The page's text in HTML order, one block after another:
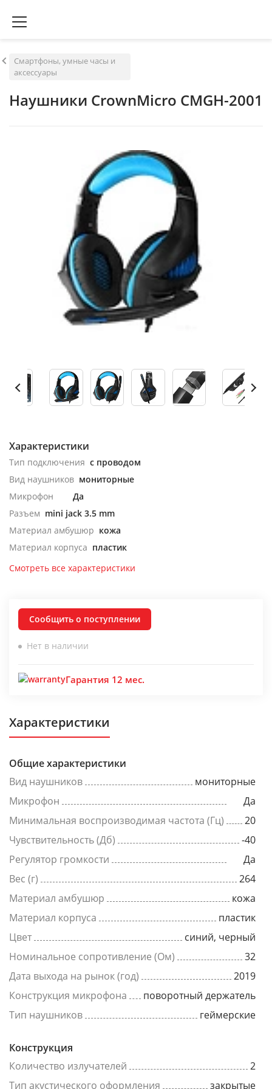
Смартфоны, умные часы и
аксессуары
Наушники CrownMicro CMGH-2001
Характеристики
Тип подключения с проводом
Вид наушников мониторные
Микрофон
Да
Разъем mini jack 3.5 mm
Материал амбушюр кожа
Материал корпуса пластик
Смотреть все характеристики
Сообщить о поступлении
Нет в наличии
Гарантия 12 мес.
Характеристики
Общие характеристики
Вид наушников
мониторные
Микрофон
Да
Минимальная воспроизводимая частота (Гц)
20
Чувствительность (Дб)
-40
Регулятор громкости
Да
Вес (г)
264
Материал амбушюр
кожа
Материал корпуса
пластик
Цвет
синий, черный
Номинальное сопротивление (Ом)
32
Дата выхода на рынок (год)
2019
Конструкция микрофона
поворотный держатель
Тип наушников
геймерские
Конструкция
Количество излучателей
2
Тип акустического оформления
закрытые